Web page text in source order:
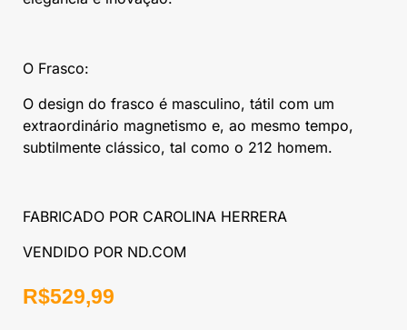
O Frasco:
O design do frasco é masculino, tátil com um
extraordinário magnetismo e, ao mesmo tempo,
subtilmente clássico, tal como o 212 homem.
FABRICADO POR CAROLINA HERRERA
VENDIDO POR ND.COM
R$529,99